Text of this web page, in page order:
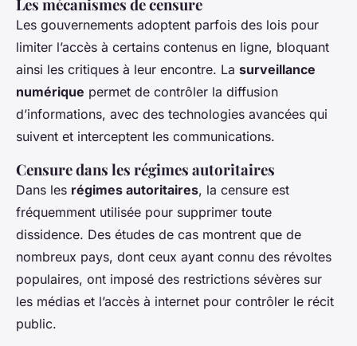
Les mécanismes de censure
Les gouvernements adoptent parfois des lois pour
limiter l’accès à certains contenus en ligne, bloquant
ainsi les critiques à leur encontre. La surveillance
numérique permet de contrôler la diffusion
d’informations, avec des technologies avancées qui
suivent et interceptent les communications.
Censure dans les régimes autoritaires
Dans les régimes autoritaires, la censure est
fréquemment utilisée pour supprimer toute
dissidence. Des études de cas montrent que de
nombreux pays, dont ceux ayant connu des révoltes
populaires, ont imposé des restrictions sévères sur
les médias et l’accès à internet pour contrôler le récit
public.